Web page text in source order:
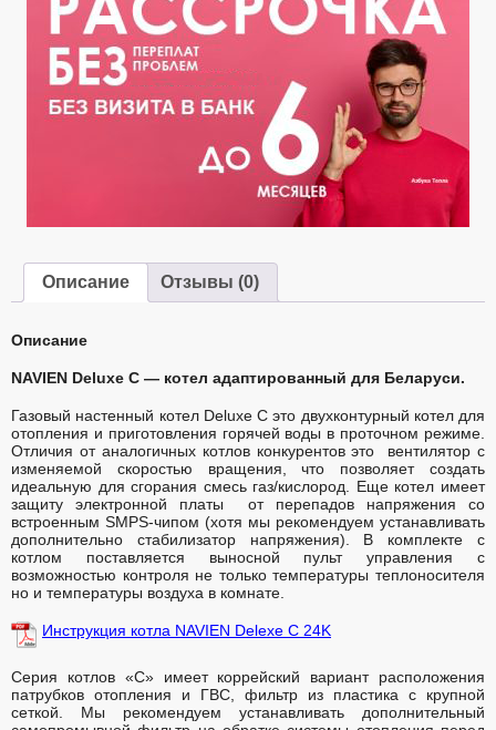
Описание Отзывы (0)
Описание
NAVIEN Deluxe С — котел адаптированный для Беларуси.
Газовый настенный котел Deluxe С это двухконтурный котел для
отопления и приготовления горячей воды в проточном режиме.
Отличия от аналогичных котлов конкурентов это вентилятор с
изменяемой скоростью вращения, что позволяет создать
идеальную для сгорания смесь газ/кислород. Еще котел имеет
защиту электронной платы от перепадов напряжения со
встроенным SMPS-чипом (хотя мы рекомендуем устанавливать
дополнительно стабилизатор напряжения). В комплекте с
котлом поставляется выносной пульт управления с
возможностью контроля не только температуры теплоносителя
но и температуры воздуха в комнате.
Инструкция котла NAVIEN Delexe C 24K
Серия котлов «С» имеет коррейский вариант расположения
патрубков отопления и ГВС, фильтр из пластика с крупной
сеткой. Мы рекомендуем устанавливать дополнительный